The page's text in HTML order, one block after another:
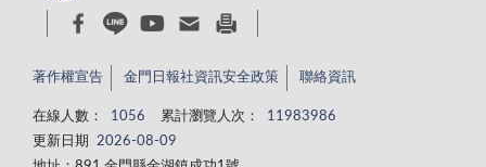
著作權宣告 金門日報社資訊安全政策 聯絡資訊
在線人數： 1056 累計瀏覽人次：
11983986
更新日期
2026-08-09